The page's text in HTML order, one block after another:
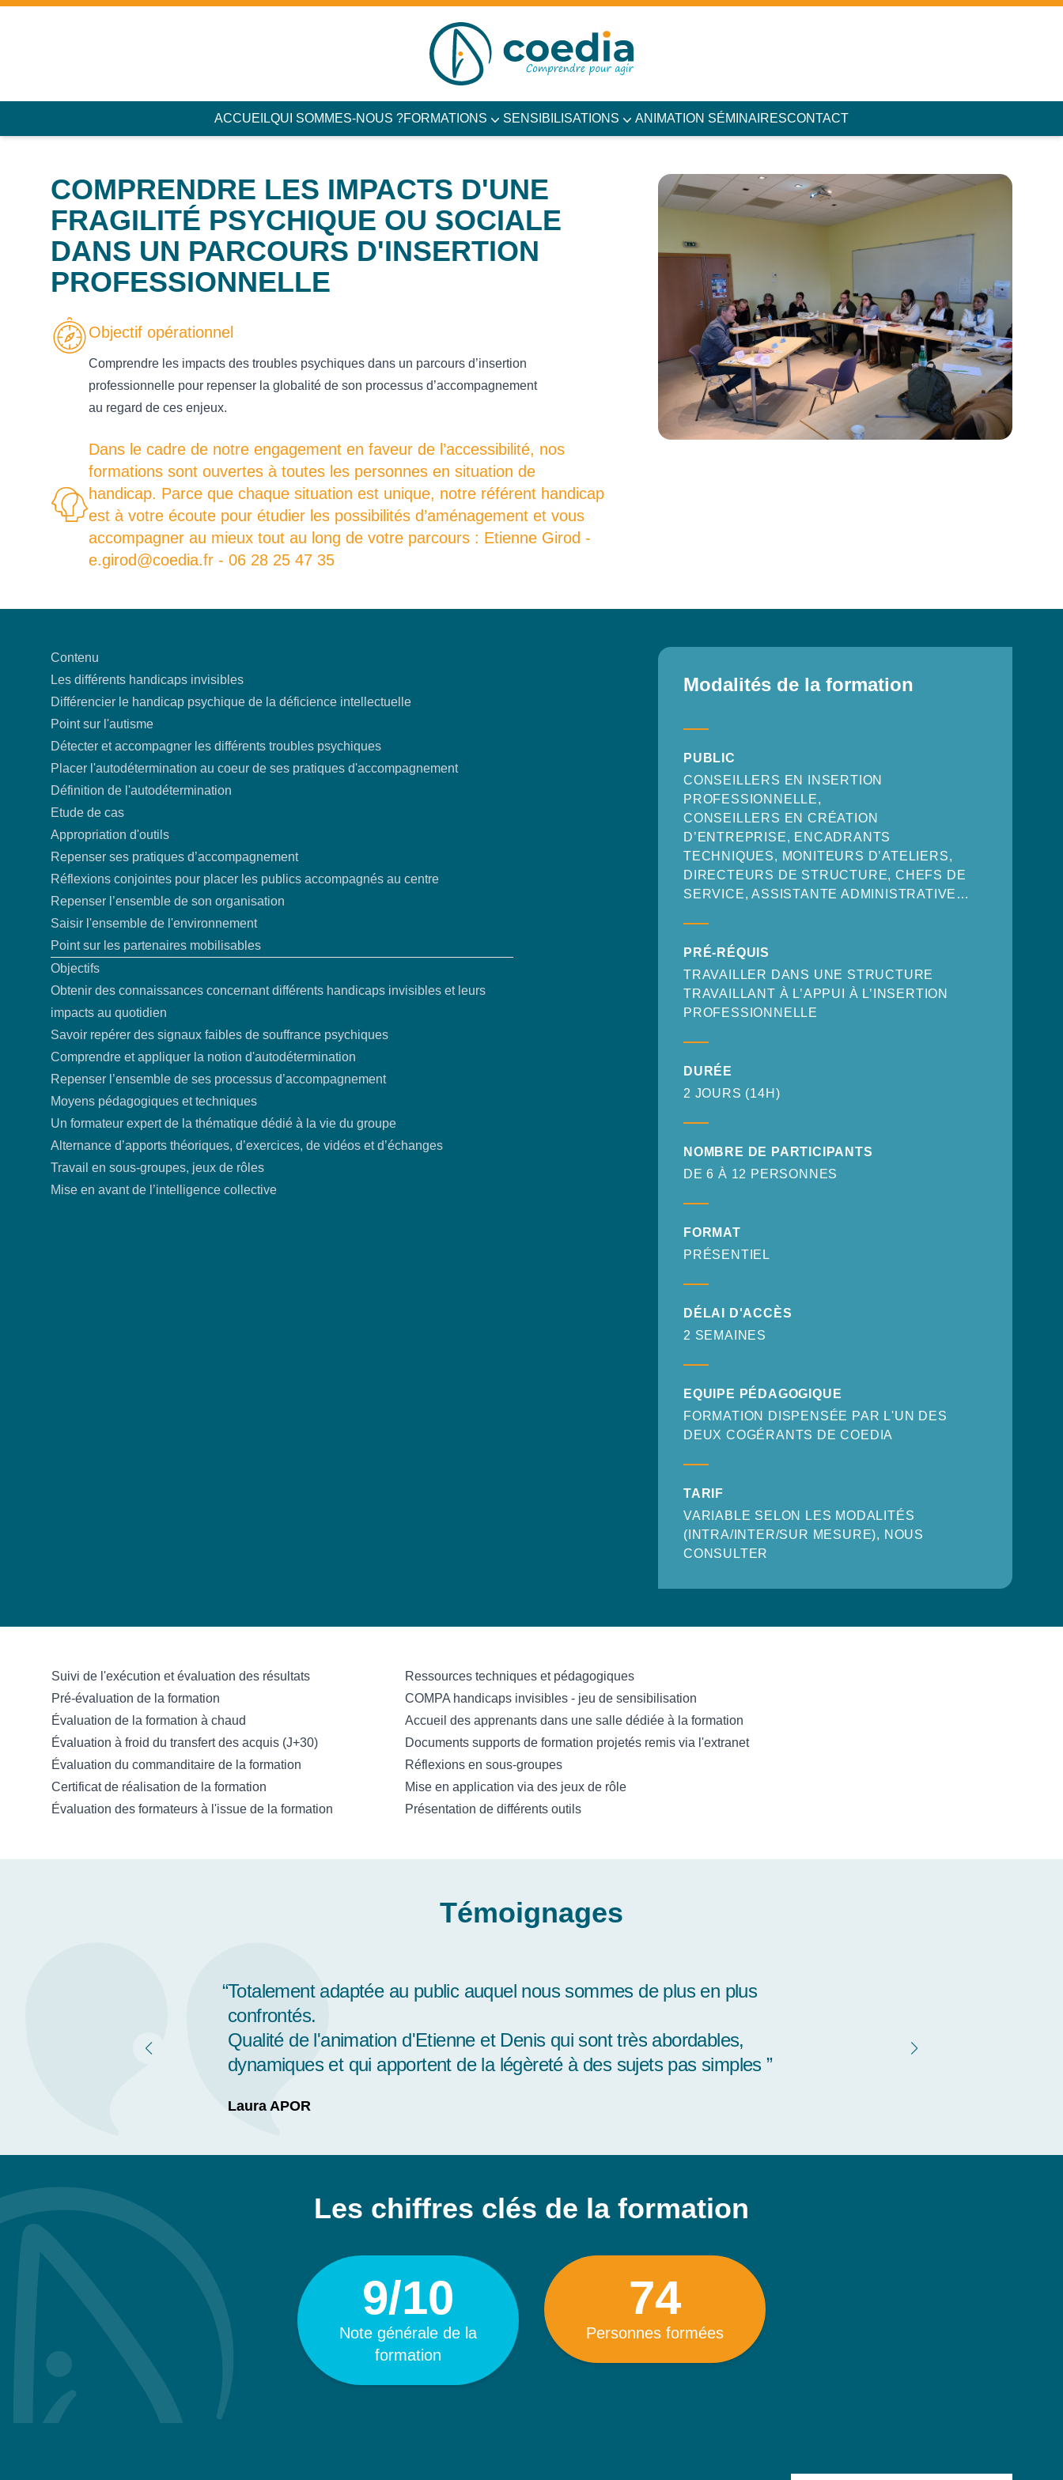
Accès au contenu
ACCUEILQUI SOMMES-NOUS ?FORMATIONS SENSIBILISATIONS ANIMATION SÉMINAIRESCONTACT
COMPRENDRE LES IMPACTS D'UNE
FRAGILITÉ PSYCHIQUE OU SOCIALE
DANS UN PARCOURS D'INSERTION
PROFESSIONNELLE
Objectif opérationnel
Comprendre les impacts des troubles psychiques dans un parcours d’insertion
professionnelle pour repenser la globalité de son processus d’accompagnement
au regard de ces enjeux.
Dans le cadre de notre engagement en faveur de l’accessibilité, nos
formations sont ouvertes à toutes les personnes en situation de
handicap. Parce que chaque situation est unique, notre référent handicap
est à votre écoute pour étudier les possibilités d’aménagement et vous
accompagner au mieux tout au long de votre parcours : Etienne Girod -
e.girod@coedia.fr - 06 28 25 47 35
Contenu
Les différents handicaps invisibles
Différencier le handicap psychique de la déficience intellectuelle
Point sur l'autisme
Détecter et accompagner les différents troubles psychiques
Placer l'autodétermination au coeur de ses pratiques d'accompagnement
Définition de l'autodétermination
Etude de cas
Appropriation d'outils
Repenser ses pratiques d’accompagnement
Réflexions conjointes pour placer les publics accompagnés au centre
Repenser l’ensemble de son organisation
Saisir l'ensemble de l'environnement
Point sur les partenaires mobilisables
Objectifs
Obtenir des connaissances concernant différents handicaps invisibles et leurs
impacts au quotidien
Savoir repérer des signaux faibles de souffrance psychiques
Comprendre et appliquer la notion d'autodétermination
Repenser l’ensemble de ses processus d’accompagnement
Moyens pédagogiques et techniques
Un formateur expert de la thématique dédié à la vie du groupe
Alternance d’apports théoriques, d’exercices, de vidéos et d’échanges
Travail en sous-groupes, jeux de rôles
Mise en avant de l’intelligence collective
Modalités de la formation
PUBLIC
CONSEILLERS EN INSERTION
PROFESSIONNELLE,
CONSEILLERS EN CRÉATION
D’ENTREPRISE, ENCADRANTS
TECHNIQUES, MONITEURS D’ATELIERS,
DIRECTEURS DE STRUCTURE, CHEFS DE
SERVICE, ASSISTANTE ADMINISTRATIVE…
PRÉ-RÉQUIS
TRAVAILLER DANS UNE STRUCTURE
TRAVAILLANT À L’APPUI À L’INSERTION
PROFESSIONNELLE
DURÉE
2 JOURS (14H)
NOMBRE DE PARTICIPANTS
DE 6 À 12 PERSONNES
FORMAT
PRÉSENTIEL
DÉLAI D'ACCÈS
2 SEMAINES
EQUIPE PÉDAGOGIQUE
FORMATION DISPENSÉE PAR L'UN DES
DEUX COGÉRANTS DE COEDIA
TARIF
VARIABLE SELON LES MODALITÉS
(INTRA/INTER/SUR MESURE), NOUS
CONSULTER
Suivi de l'exécution et évaluation des résultats
Pré-évaluation de la formation
Évaluation de la formation à chaud
Évaluation à froid du transfert des acquis (J+30)
Évaluation du commanditaire de la formation
Certificat de réalisation de la formation
Évaluation des formateurs à l'issue de la formation
Ressources techniques et pédagogiques
COMPA handicaps invisibles - jeu de sensibilisation
Accueil des apprenants dans une salle dédiée à la formation
Documents supports de formation projetés remis via l'extranet
Réflexions en sous-groupes
Mise en application via des jeux de rôle
Présentation de différents outils
Témoignages
Je tiens à saluer vraiment cette formation qui nous est véritablement
indispensable pour nos accompagnements. Je me suis vraiment senti
concernée et cela m'a été important de pouvoir échanger sur les différents
cas que nous accompagnons sujets à ces troubles
Les chiffres clés de la formation
Note générale de la
formation
9/10
Personnes formées
74
Panneau de gestion des cookies